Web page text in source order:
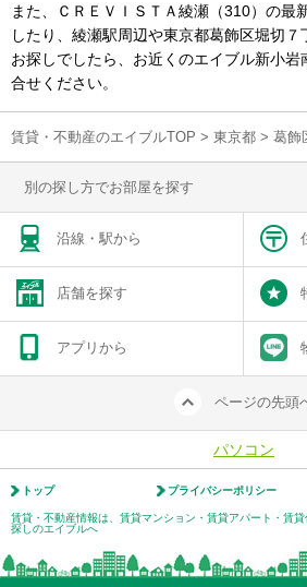
また、ＣＲＥＶＩＳＴＡ綾瀬（310）の最
したり、綾瀬駅周辺や東京都葛飾区堀切
お探しでしたら、お近くのエイブル新小岩
合せください。
賃貸・不動産のエイブルTOP > 東京都 > 葛飾
別の探し方でお部屋を探す
沿線・駅から
店舗を探す
アプリから
ページの先頭
パソコン
トップ プライバシーポリシー
賃貸・不動産情報は、賃貸マンション・賃貸アパート・賃
探しのエイブルへ